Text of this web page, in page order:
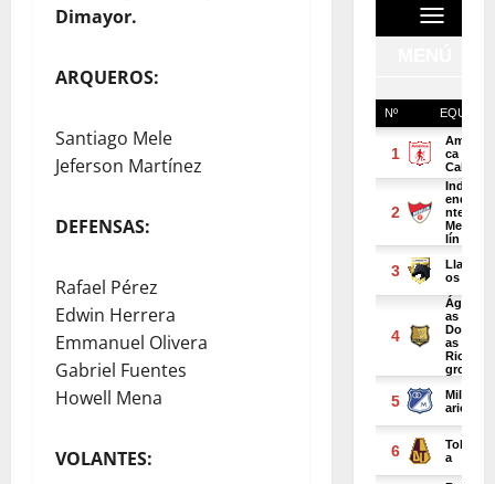
Dimayor.
ARQUEROS:
Santiago Mele
Jeferson Martínez
DEFENSAS:
Rafael Pérez
Edwin Herrera
Emmanuel Olivera
Gabriel Fuentes
Howell Mena
VOLANTES: